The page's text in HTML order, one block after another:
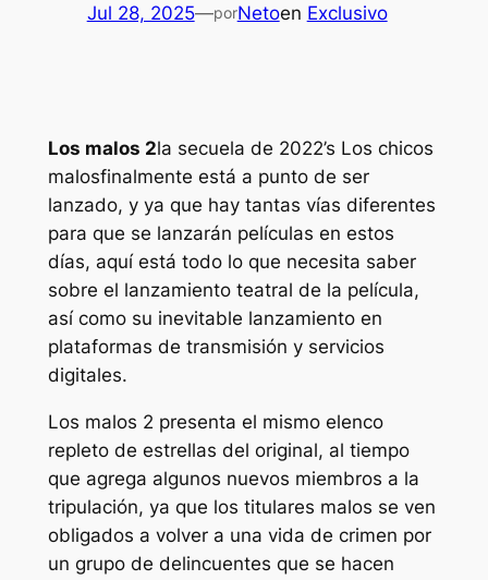
Jul 28, 2025—porNetoen Exclusivo
Los malos 2la secuela de 2022’s Los chicos
malosfinalmente está a punto de ser
lanzado, y ya que hay tantas vías diferentes
para que se lanzarán películas en estos
días, aquí está todo lo que necesita saber
sobre el lanzamiento teatral de la película,
así como su inevitable lanzamiento en
plataformas de transmisión y servicios
digitales.
Los malos 2 presenta el mismo elenco
repleto de estrellas del original, al tiempo
que agrega algunos nuevos miembros a la
tripulación, ya que los titulares malos se ven
obligados a volver a una vida de crimen por
un grupo de delincuentes que se hacen